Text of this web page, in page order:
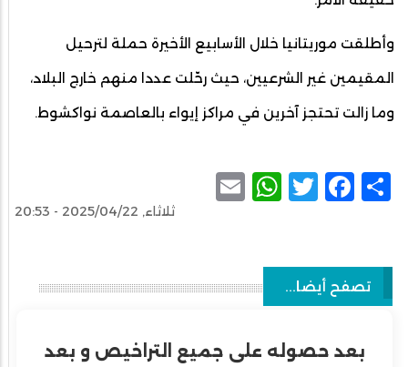
وأطلقت موريتانيا خلال الأسابيع الأخيرة حملة لترحيل
المقيمين غير الشرعيين، حيث رحّلت عددا منهم خارج البلاد،
وما زالت تحتجز آخرين في مراكز إيواء بالعاصمة نواكشوط.
Share
Facebook
Twitter
WhatsApp
ثلاثاء, 2025/04/22 - 20:53
تصفح أيضا...
بعد حصوله على جميع التراخيص و بعد